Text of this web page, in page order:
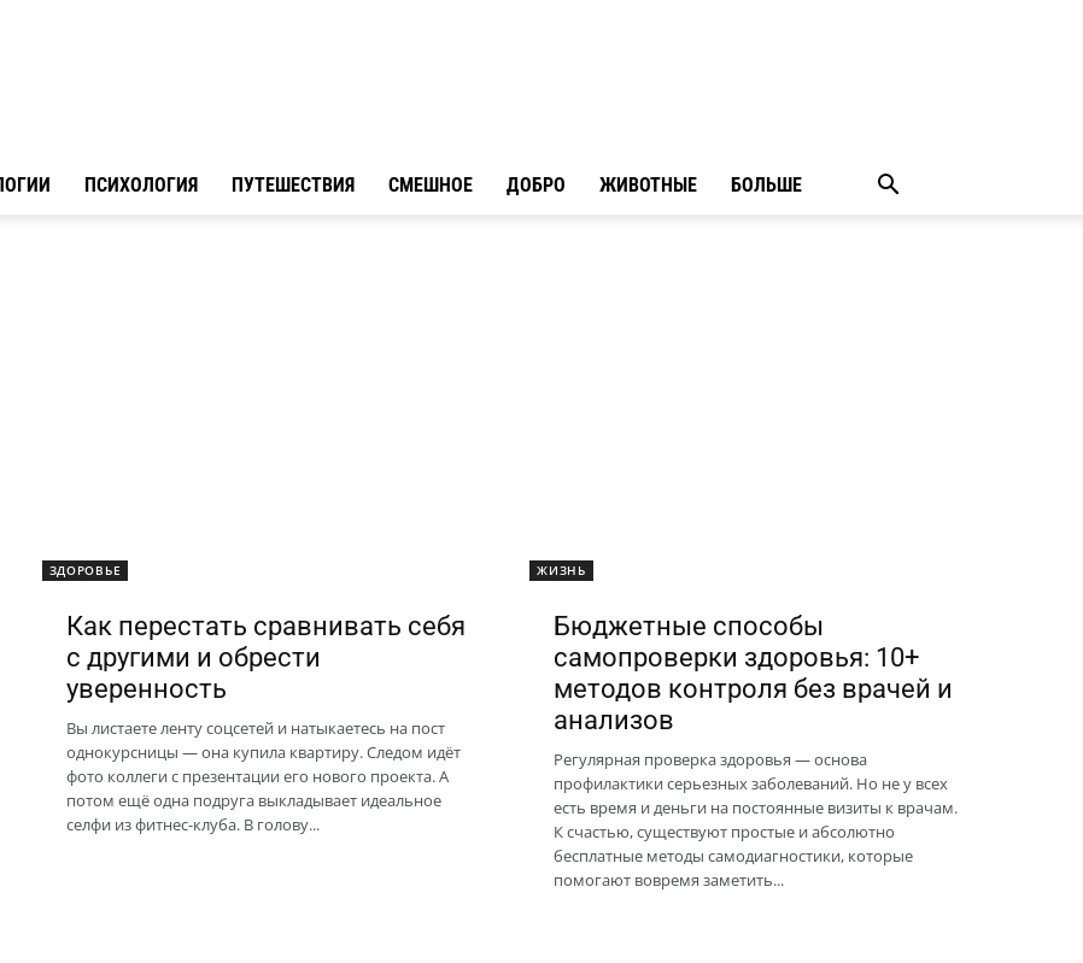
ПСИХОЛОГИЯ ПУТЕШЕСТВИЯ СМЕШНОЕ ДОБРО ЖИВОТНЫЕ БОЛЬШЕ
ЗДОРОВЬЕ
Как перестать сравнивать себя
с другими и обрести
уверенность
Вы листаете ленту соцсетей и натыкаетесь на пост
однокурсницы — она купила квартиру. Следом идёт
фото коллеги с презентации его нового проекта. А
потом ещё одна подруга выкладывает идеальное
селфи из фитнес-клуба. В голову...
ЖИЗНЬ
Бюджетные способы
самопроверки здоровья: 10+
методов контроля без врачей и
анализов
Регулярная проверка здоровья — основа
профилактики серьезных заболеваний. Но не у всех
есть время и деньги на постоянные визиты к врачам.
К счастью, существуют простые и абсолютно
бесплатные методы самодиагностики, которые
помогают вовремя заметить...